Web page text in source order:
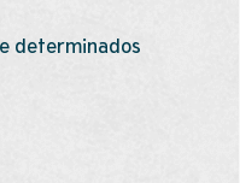
determinados